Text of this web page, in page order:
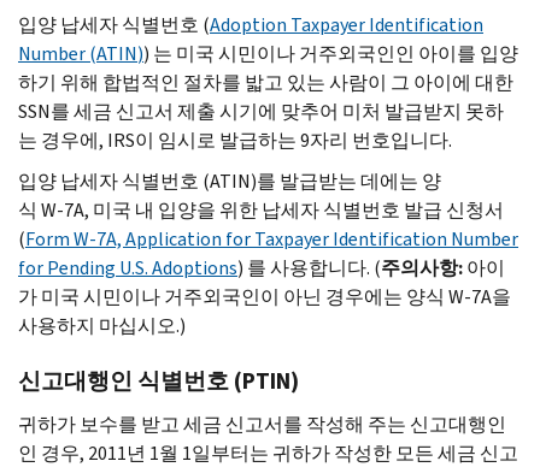
입양 납세자 식별번호 (Adoption Taxpayer Identification
Number(ATIN)) 는 미국 시민이나 거주외국인인 아이를 입양
하기 위해 합법적인 절차를 밟고 있는 사람이 그 아이에 대한
SSN를 세금 신고서 제출 시기에 맞추어 미처 발급받지 못하
는 경우에, IRS이 임시로 발급하는 9자리 번호입니다.
입양 납세자 식별번호 (ATIN)를 발급받는 데에는 양
식 W-7A, 미국 내 입양을 위한 납세자 식별번호 발급 신청서
(Form W-7A, Application for Taxpayer Identification Number
for Pending U.S. Adoptions) 를 사용합니다. (주의사항:아이
가 미국 시민이나 거주외국인이 아닌 경우에는 양식 W-7A을
사용하지 마십시오.)
신고대행인 식별번호 (PTIN)
귀하가 보수를 받고 세금 신고서를 작성해 주는 신고대행인
인 경우, 2011년 1월 1일부터는 귀하가 작성한 모든 세금 신고